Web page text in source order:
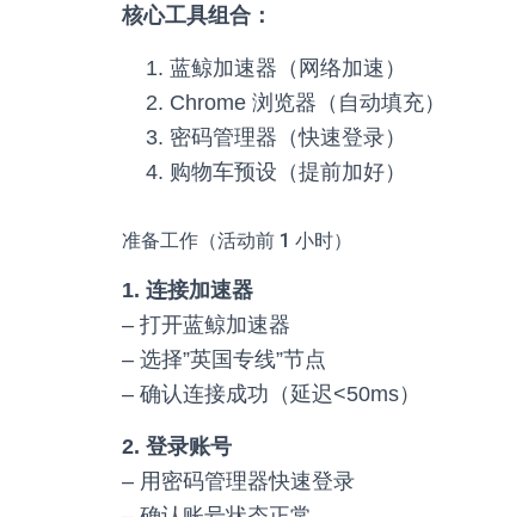
核心工具组合：
蓝鲸加速器（网络加速）
Chrome 浏览器（自动填充）
密码管理器（快速登录）
购物车预设（提前加好）
准备工作（活动前 1 小时）
1. 连接加速器
– 打开蓝鲸加速器
– 选择”英国专线”节点
– 确认连接成功（延迟<50ms）
2. 登录账号
– 用密码管理器快速登录